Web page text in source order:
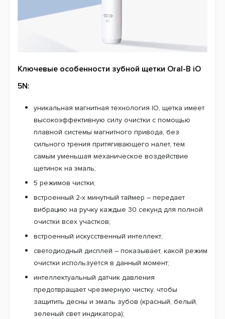
Ключевые особенности зубной щетки Oral-B iO
5N:
уникальная магнитная технология IO, щетка имеет
высокоэффективную силу очистки с помощью
плавной системы магнитного привода, без
сильного трения притягивающего налет, тем
самым уменьшая механическое воздействие
щетинок на эмаль;
5 режимов чистки;
встроенный 2-х минутный таймер – передает
вибрацию на ручку каждые 30 секунд для полной
очистки всех участков;
встроенный искусственный интеллект;
светодиодный дисплей – показывает, какой режим
очистки используется в данный момент;
интеллектуальный датчик давления
предотвращает чрезмерную чистку, чтобы
защитить десны и эмаль зубов (красный, белый,
зеленый свет индикатора);